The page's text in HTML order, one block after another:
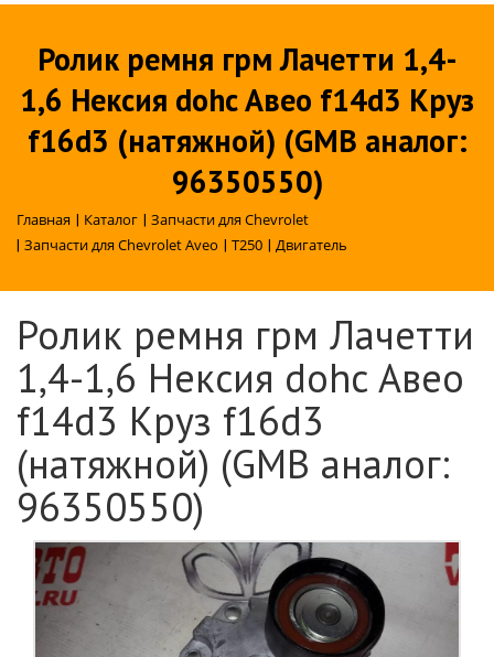
Ролик ремня грм Лачетти 1,4-
1,6 Нексия dohc Авео f14d3 Круз
f16d3 (натяжной) (GMB аналог:
96350550)
Главная | Каталог | Запчасти для Chevrolet
| Запчасти для Chevrolet Aveo | T250 | Двигатель
Ролик ремня грм Лачетти
1,4-1,6 Нексия dohc Авео
f14d3 Круз f16d3
(натяжной) (GMB аналог:
96350550)